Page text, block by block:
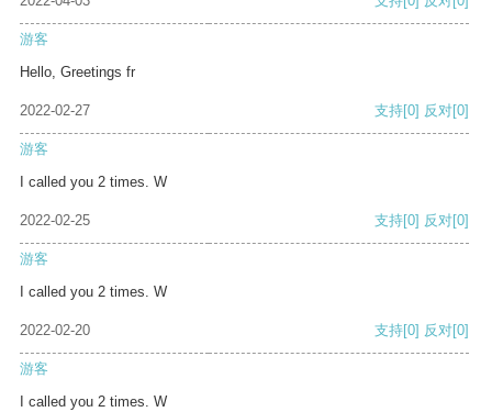
游客
Hello, Greetings fr
2022-02-27 支持[0] 反对[0]
游客
I called you 2 times. W
2022-02-25 支持[0] 反对[0]
游客
I called you 2 times. W
2022-02-20 支持[0] 反对[0]
游客
I called you 2 times. W